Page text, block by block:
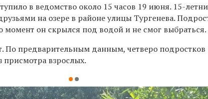
в ведомство около 15 часов 19 июня. 15-
на озере в районе улицы Тургенева.
момент он скрылся под водой и не смог выбраться.
По предварительным данным, четверо подростков
присмотра взрослых.